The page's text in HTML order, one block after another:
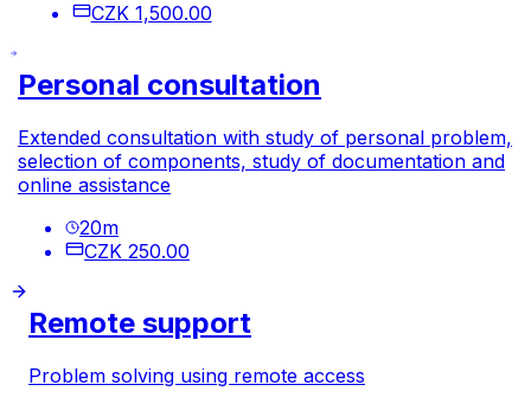
CZK 1,500.00
Personal consultation
Extended consultation with study of personal problem,
selection of components, study of documentation and
online assistance
20m
CZK 250.00
Remote support
Problem solving using remote access